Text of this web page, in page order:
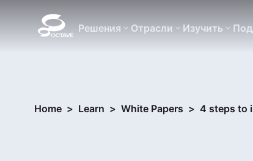
Решения Отрасли Изучить
Home > Learn > White Papers > 4 steps to